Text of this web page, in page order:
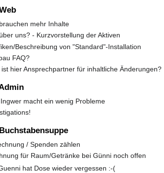
mehr Inhalte
uns? - Kurzvorstellung der Aktiven
Beschreibung von "Standard"-Installation
FAQ?
ist hier Ansprechpartner für inhaltliche Änderungen?
macht ein wenig Probleme
/ Spenden zählen
für Raum/Getränke bei Günni noch offen
hat Dose wieder vergessen :-(